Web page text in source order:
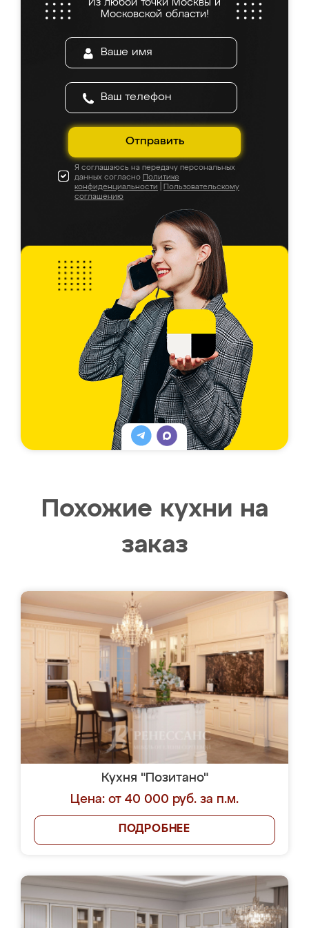
Из любой точки Москвы и
Московской области!
Отправить
Я соглашаюсь на передачу персональных
данных согласно Политике
конфиденциальности
Пользовательскому
соглашению
Похожие кухни на
заказ
Кухня "Позитано"
Цена: от 40 000 руб. за п.м.
ПОДРОБНЕЕ